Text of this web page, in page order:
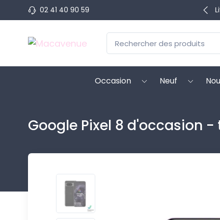
02 41 40 90 59
Occasion Neuf
Google Pixel 8 d'occasion